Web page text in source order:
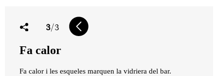
3/3
Fa calor
Fa calor i les esqueles marquen la vidriera del bar.